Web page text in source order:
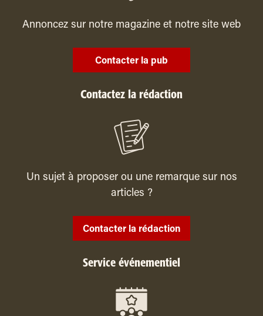
Annoncez sur notre magazine et notre site web
Contacter la pub
Contactez la rédaction
Un sujet à proposer ou une remarque sur nos
articles ?
Contacter la rédaction
Service événementiel